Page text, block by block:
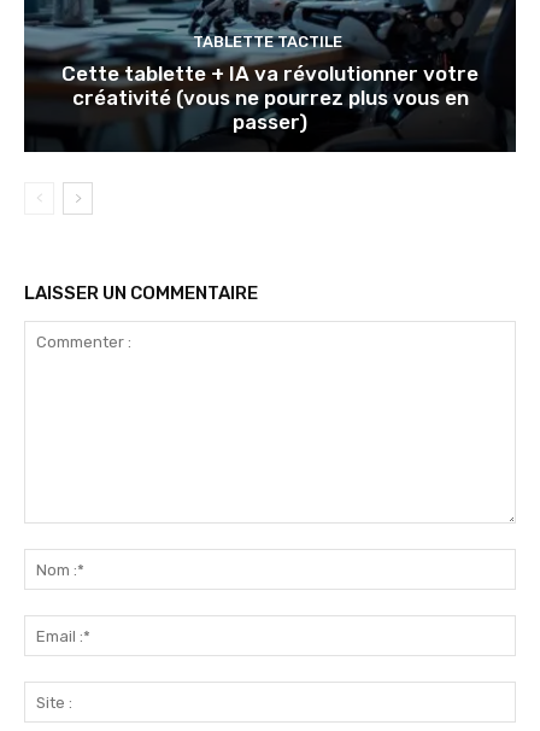
TABLETTE TACTILE
Cette tablette + IA va révolutionner votre
créativité (vous ne pourrez plus vous en
passer)
LAISSER UN COMMENTAIRE
:*
:*
: